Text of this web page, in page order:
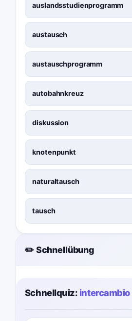
auslandsstudienprogramm
austausch
austauschprogramm
autobahnkreuz
diskussion
knotenpunkt
naturaltausch
tausch
✏️ Schnellübung
Schnellquiz: intercambio